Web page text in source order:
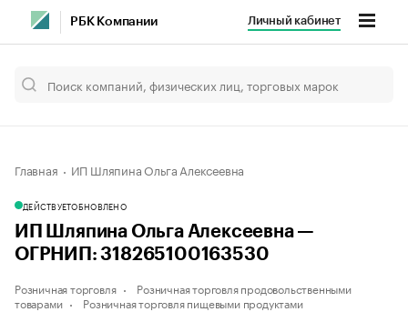
РБК Компании Личный кабинет
Главная ИП Шляпина Ольга Алексеевна
ДЕЙСТВУЕТОБНОВЛЕНО
ИП Шляпина Ольга Алексеевна —
ОГРНИП: 318265100163530
Розничная торговля
Розничная торговля продовольственными
товарами
Розничная торговля пищевыми продуктами